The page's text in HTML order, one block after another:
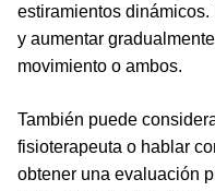
estiramientos
y aumentar
movimiento o ambos.
También puede
fisioterapeuta o hablar
obtener una evaluación